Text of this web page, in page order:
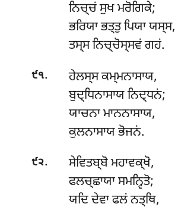
ਨਿਚ੍ਚਂ ਸੁਖ ਮਰੋਗਿਕੇ;
ਭਰਿਯਾ ਭਤ੍ਤੁ ਪਿਯਾ ਯਸ੍ਸ,
ਤਸ੍ਸ ਨਿਚ੍ਚੋਸ੍ਸਵਂ ਗਹਂ.
੯੧.
ਹੇਲਸ੍ਸ ਕਮ੍ਮਨਾਸਾਯ,
ਬੁਦ੍ਧਿਨਾਸਾਯ ਨਿਦ੍ਧਨਂ;
ਯਾਚਨਾ ਮਾਨਨਾਸਾਯ,
ਕੁਲਨਾਸਾਯ ਭੋਜਨਂ.
੯੨. ਸੇਵਿਤਬ੍ਬੋਮਹਾਵਕ੍ਖੋ,
ਫਲਚ੍ਛਾਯਾ ਸਮਨ੍ਵਿਤੋ;
ਯਦਿ ਦੇਵਾ ਫਲਂ ਨਤ੍ਥਿ,